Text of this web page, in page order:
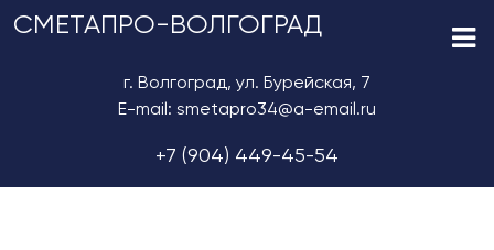
СМЕТАПРО-ВОЛГОГРАД
г. Волгоград, ул. Бурейская, 7
E-mail: smetapro34@a-email.ru
+7 (904) 449-45-54